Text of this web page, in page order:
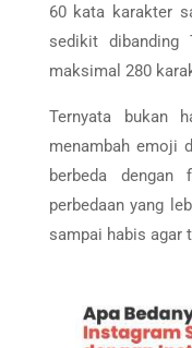
60 kata karakter
sedikit dibanding
maksimal 280
Ternyata bukan
menambah emoji
berbeda
perbedaan yang
sampai habis agar